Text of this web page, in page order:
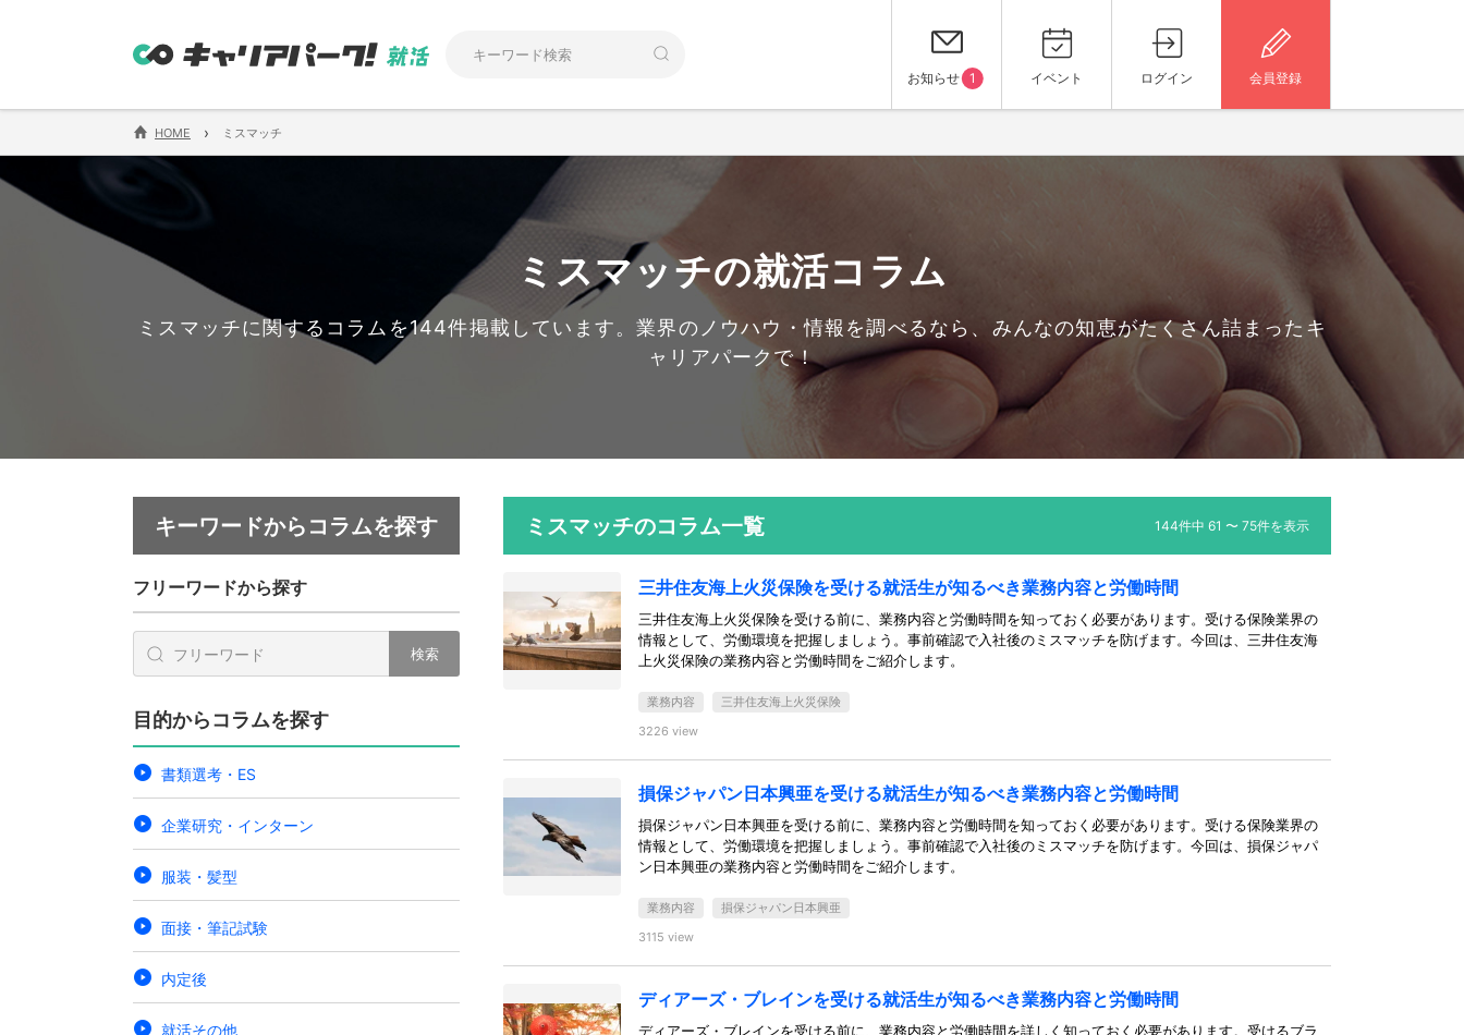
お知らせ 1 イベント ログイン 会員登録
HOME › ミスマッチ
ミスマッチの就活コラム
ミスマッチに関するコラムを144件掲載しています。業界のノウハウ・情報を調べるなら、みんなの知恵がたくさん詰まったキ
ャリアパークで！
キーワードからコラムを探す
フリーワードから探す
検索
目的からコラムを探す
書類選考・ES
企業研究・インターン
服装・髪型
面接・筆記試験
内定後
就活その他
ミスマッチのコラム一覧 144件中 61 〜 75件を表示
三井住友海上火災保険を受ける就活生が知るべき業務内容と労働時間
三井住友海上火災保険を受ける前に、業務内容と労働時間を知っておく必要があります。受ける保険業界の
情報として、労働環境を把握しましょう。事前確認で入社後のミスマッチを防げます。今回は、三井住友海
上火災保険の業務内容と労働時間をご紹介します。
業務内容
三井住友海上火災保険
3226 view
損保ジャパン日本興亜を受ける就活生が知るべき業務内容と労働時間
損保ジャパン日本興亜を受ける前に、業務内容と労働時間を知っておく必要があります。受ける保険業界の
情報として、労働環境を把握しましょう。事前確認で入社後のミスマッチを防げます。今回は、損保ジャパ
ン日本興亜の業務内容と労働時間をご紹介します。
業務内容
損保ジャパン日本興亜
3115 view
ディアーズ・ブレインを受ける就活生が知るべき業務内容と労働時間
ディアーズ・ブレインを受ける前に、業務内容と労働時間を詳しく知っておく必要があります。受けるブラ